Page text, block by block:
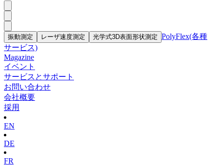
振動測定 レーザ速度測定 光学式3D表面形状測定 PolyFlex(各種
サービス)
Magazine
イベント
サービスとサポート
お問い合わせ
会社概要
採用
EN
DE
FR